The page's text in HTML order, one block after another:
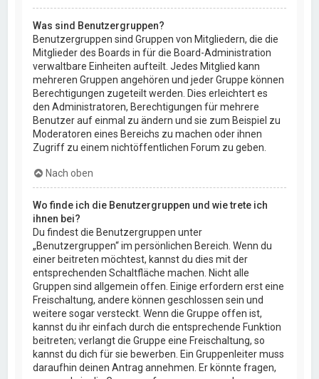
Was sind Benutzergruppen?
Benutzergruppen sind Gruppen von Mitgliedern, die die
Mitglieder des Boards in für die Board-Administration
verwaltbare Einheiten aufteilt. Jedes Mitglied kann
mehreren Gruppen angehören und jeder Gruppe können
Berechtigungen zugeteilt werden. Dies erleichtert es
den Administratoren, Berechtigungen für mehrere
Benutzer auf einmal zu ändern und sie zum Beispiel zu
Moderatoren eines Bereichs zu machen oder ihnen
Zugriff zu einem nichtöffentlichen Forum zu geben.
Nach oben
Wo finde ich die Benutzergruppen und wie trete ich
ihnen bei?
Du findest die Benutzergruppen unter
„Benutzergruppen“ im persönlichen Bereich. Wenn du
einer beitreten möchtest, kannst du dies mit der
entsprechenden Schaltfläche machen. Nicht alle
Gruppen sind allgemein offen. Einige erfordern erst eine
Freischaltung, andere können geschlossen sein und
weitere sogar versteckt. Wenn die Gruppe offen ist,
kannst du ihr einfach durch die entsprechende Funktion
beitreten; verlangt die Gruppe eine Freischaltung, so
kannst du dich für sie bewerben. Ein Gruppenleiter muss
daraufhin deinen Antrag annehmen. Er könnte fragen,